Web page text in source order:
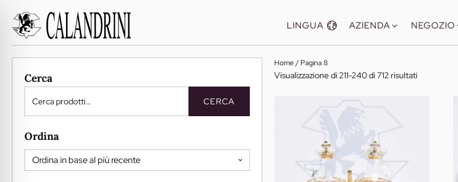
LINGUA AZIENDA NEGOZIO
Cerca
Cerca: CERCA
Ordina
Home/ Pagina 8
Visualizzazione di 211-240 di 712 risultati